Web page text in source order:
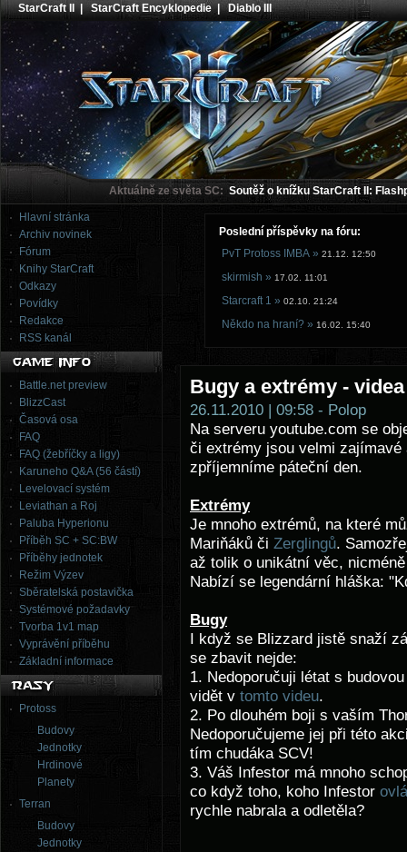
StarCraft II |StarCraft Encyklopedie|Diablo III
Aktuálně ze světa SC: Soutěž o knížku StarCraft II:
Hlavní stránka
Archiv novinek
Fórum
Knihy StarCraft
Odkazy
Povídky
Redakce
RSS kanál
Battle.net preview
BlizzCast
Časová osa
FAQ
FAQ (žebříčky a ligy)
Karuneho Q&A (56 částí)
Levelovací systém
Leviathan a Roj
Paluba Hyperionu
Příběh SC + SC:BW
Příběhy jednotek
Režim Výzev
Sběratelská postavička
Systémové požadavky
Tvorba 1v1 map
Vyprávění příběhu
Základní informace
Protoss
Budovy
Jednotky
Hrdinové
Planety
Terran
Budovy
Jednotky
Poslední příspěvky na fóru:
PvT Protoss IMBA » 21.12. 12:50
skirmish » 17.02. 11:01
Starcraft 1 » 02.10. 21:24
Někdo na hraní? » 16.02. 15:40
Bugy a extrémy - videa
26.11.2010 | 09:58 - Polop
Na serveru youtube.com se
či extrémy jsou velmi
zpříjemníme páteční den.
Extrémy
Je mnoho extrémů, na které
Mariňáků či Zerglingů.
až tolik o unikátní věc,
Nabízí se legendární hláška:
Bugy
I když se Blizzard jistě snaží
se zbavit nejde:
1. Nedoporučuji létat s
vidět v tomto videu.
2. Po dlouhém boji s vaším
Nedoporučujeme jej při této
tím chudáka SCV!
3. Váš Infestor má mnoho
co když toho, koho Infestor
rychle nabrala a odletěla?